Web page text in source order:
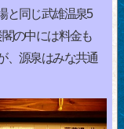
と同じ武雄温泉5
の中には料金も
、源泉はみな共通